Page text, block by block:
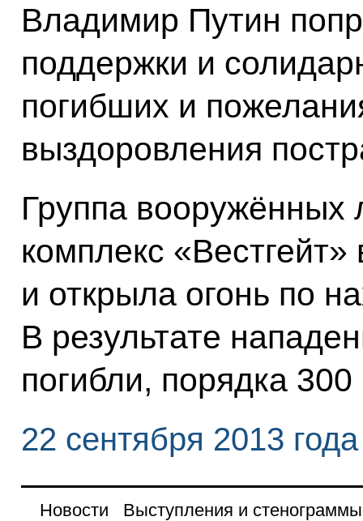
Владимир Путин
поддержки и
погибших и
выздоровления
Группа вооружённых
комплекс
и открыла огонь по
В результате
погибли, порядка
22 сентября 2013 года
Новости Выступления и стенограммы